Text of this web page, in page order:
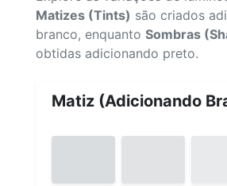
Matizes (Tints) são criados
branco, enquanto Sombras
obtidas adicionando preto.
Matiz (Adicionando